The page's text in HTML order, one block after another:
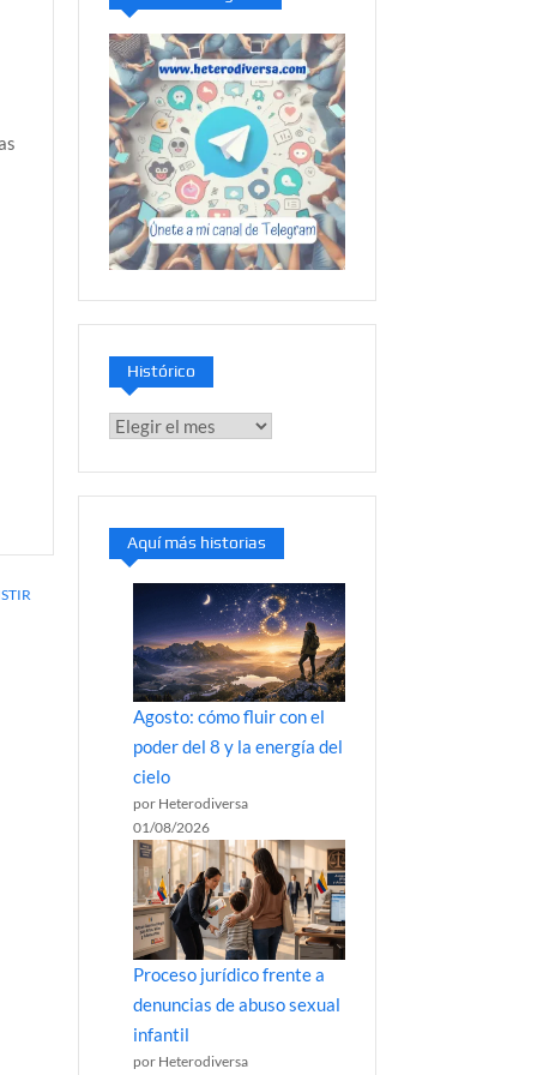
Histórico
Aquí más historias
Agosto: cómo fluir con el
poder del 8 y la energía del
cielo
por Heterodiversa
01/08/2026
Proceso jurídico frente a
denuncias de abuso sexual
infantil
por Heterodiversa